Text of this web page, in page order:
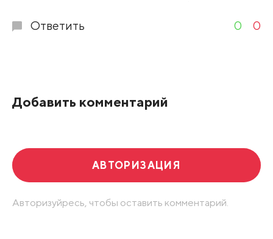
Ответить 0 0
Добавить комментарий
АВТОРИЗАЦИЯ
Авторизуйресь, чтобы оставить комментарий.